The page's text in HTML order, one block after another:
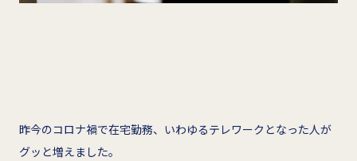
昨今のコロナ禍で在宅勤務、いわゆるテレワークとなった人が
グッと増えました。